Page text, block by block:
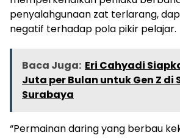
penyalahgunaan zat terlarang,
negatif terhadap pola pikir pelajar.
Baca Juga: Eri Cahyadi
Juta per Bulan untuk Gen Z di
Surabaya
“Permainan daring yang berbau